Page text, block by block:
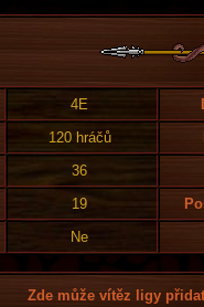
4E
120 hráčů
36
19
Ne
Zde může vítěz ligy